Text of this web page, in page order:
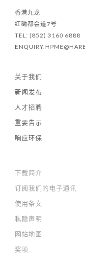
香港九龙
红磡都会道7号
TEL: (852) 3160 6888
关于我们
新闻发布
人才招聘
重要告示
响应环保
下载简介
订阅我们的电子通讯
使用条文
私隐声明
网站地图
奖项